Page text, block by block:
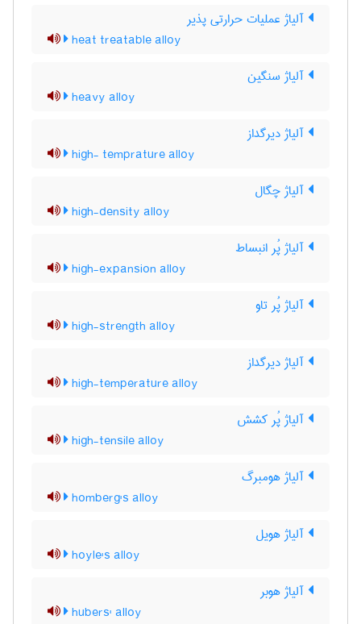
آلیاژ عملیات حرارتی پذیر
heat treatable alloy
آلیاژ سنگین
heavy alloy
آلیاژ دیرگداز
high- temprature alloy
آلیاژ چگال
high-density alloy
آلیاژ پُر انبساط
high-expansion alloy
آلیاژ پُر تاو
high-strength alloy
آلیاژ دیرگداز
high-temperature alloy
آلیاژ پُر کشش
high-tensile alloy
آلیاژ هومبرگ
homberg's alloy
آلیاژ هویل
hoyle's alloy
آلیاژ هوبر
hubers' alloy